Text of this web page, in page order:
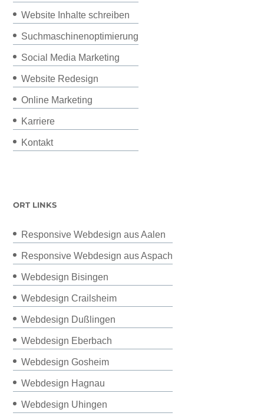
Website Inhalte schreiben
Suchmaschinenoptimierung
Social Media Marketing
Website Redesign
Online Marketing
Karriere
Kontakt
ORT LINKS
Responsive Webdesign aus Aalen
Responsive Webdesign aus Aspach
Webdesign Bisingen
Webdesign Crailsheim
Webdesign Dußlingen
Webdesign Eberbach
Webdesign Gosheim
Webdesign Hagnau
Webdesign Uhingen